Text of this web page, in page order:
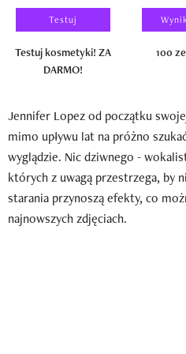
Testuj
Testuj kosmetyki! ZA
DARMO!
100
Jennifer Lopez od początku
mimo upływu lat na próżno
wyglądzie. Nic dziwnego -
których z uwagą przestrzega, by
starania przynoszą efekty, co
najnowszych zdjęciach.